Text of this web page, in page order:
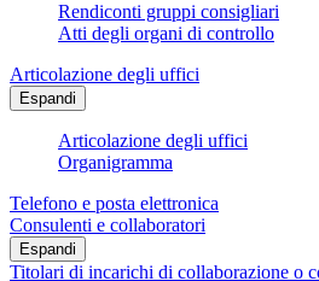
Rendiconti gruppi consigliari
Atti degli organi di controllo
Articolazione degli uffici
Espandi
Articolazione degli uffici
Organigramma
Telefono e posta elettronica
Consulenti e collaboratori
Espandi
Titolari di incarichi di collaborazione o